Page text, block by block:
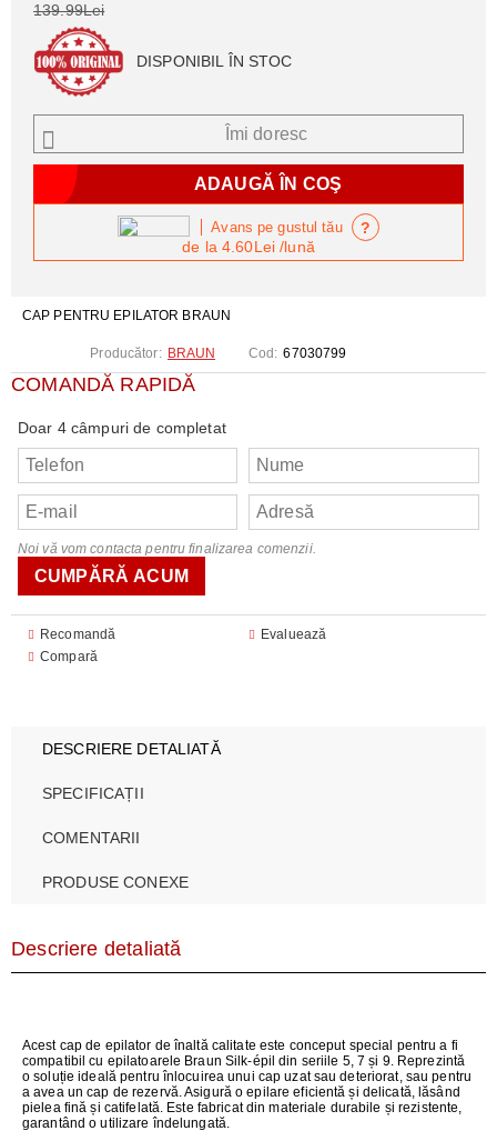
CAP PENTRU EPILATOR BRAUN
Producător: BRAUN Cod: 67030799
COMANDĂ RAPIDĂ
Doar 4 câmpuri de completat
Noi vă vom contacta pentru finalizarea comenzii.
Recomandă
Evaluează
Compară
139.99Lei
DISPONIBIL ÎN STOC
Îmi doresc
de la 4.60Lei/lună
Avans pe gustul tău ?
DESCRIERE DETALIATĂ
SPECIFICAȚII
COMENTARII
PRODUSE CONEXE
Descriere detaliată
Acest cap de epilator de înaltă calitate este conceput special pentru a fi
compatibil cu epilatoarele Braun Silk-épil din seriile 5, 7 și 9. Reprezintă
o soluție ideală pentru înlocuirea unui cap uzat sau deteriorat, sau pentru
a avea un cap de rezervă. Asigură o epilare eficientă și delicată, lăsând
pielea fină și catifelată. Este fabricat din materiale durabile și rezistente,
garantând o utilizare îndelungată.